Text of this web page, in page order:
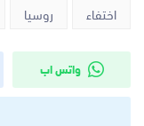
اختفاء روسيا
واتس اب